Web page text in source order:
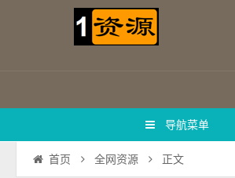
导航菜单
首页 全网资源 正文